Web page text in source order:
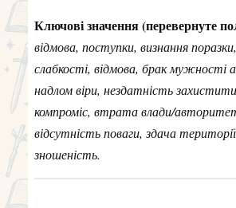
Ключові значення (перевернуте
відмова, поступки, визнання
слабкості, відмова, брак мужності
надлом віри, нездатність
компроміс, втрата влади/
відсутність поваги, здача
зношеність.